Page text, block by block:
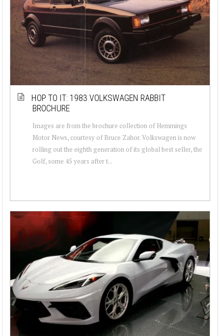
HOP TO IT: 1983 VOLKSWAGEN RABBIT
BROCHURE
Images are from the brochure collection of Hemmings
Motor News, courtesy of Bruce Zahor. Volkswagen is now
rolling out the eighth generation of its global best seller, the
Golf, some 45 years after t...